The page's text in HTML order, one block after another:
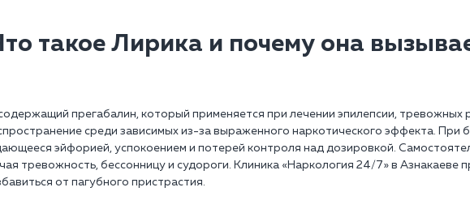
такое Лирика и почему она
прегабалин, который применяется при лечении эпилепсии, тревожных
среди зависимых из-за выраженного наркотического эффекта. При
эйфорией, успокоением и потерей контроля над дозировкой.
тревожность, бессонницу и судороги. Клиника «Наркология 24/7» в Азнакаеве
от пагубного пристрастия.